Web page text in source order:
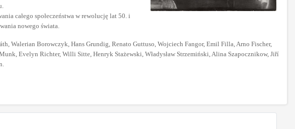
całego społeczeństwa w rewolucję lat 50. i
nowego świata.
Walerian Borowczyk, Hans Grundig, Renato Guttuso, Wojciech Fangor, Emil Filla, Arno Fischer,
Evelyn Richter, Willi Sitte, Henryk Stażewski, Władysław Strzemiński, Alina Szapocznikow, Jiří